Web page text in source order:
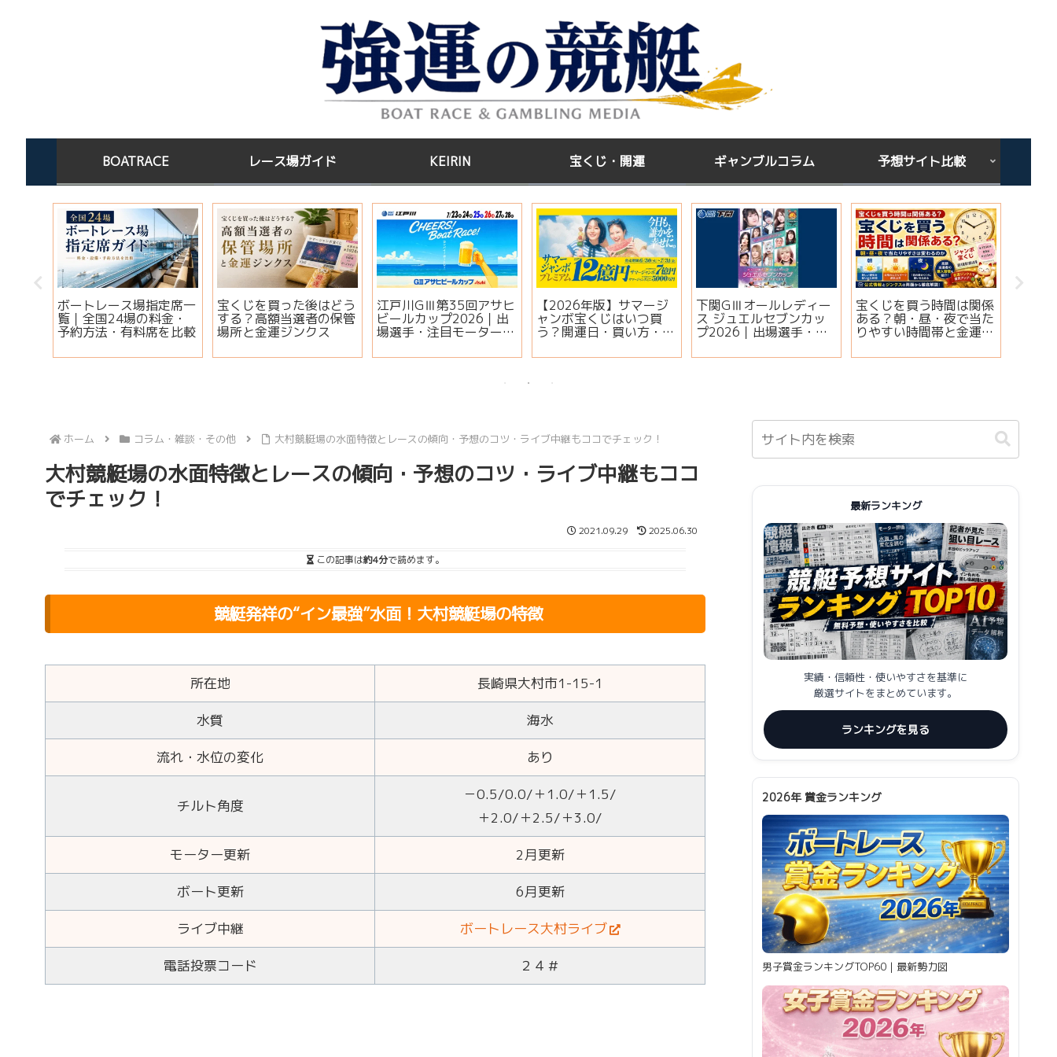
BOATRACE レース場ガイド KEIRIN 宝くじ・開運 ギャンブルコラム 予想サイト比較
ボートレース場指定席一
覧｜全国24場の料金・
予約方法・有料席を比較
宝くじを買った後はどう
する？高額当選者の保管
場所と金運ジンクス
江戸川GⅢ第35回アサヒ
ビールカップ2026｜出
場選手・注目モーター・
【2026年版】サマージ
ャンボ宝くじはいつ買
う？開運日・買い方・連
説
下関GⅢオールレディー
ス ジュエルセブンカッ
プ2026｜出場選手・注
報まとめ
宝くじを買う時間は関係
ある？朝・昼・夜で当た
りやすい時間帯と金運ジ
ホーム コラム・雑談・その他 大村競艇場の水面特徴とレースの傾向・予想のコツ・ライブ中継もココでチェック！
大村競艇場の水面特徴とレースの傾向・予想のコツ・ライブ中継もココ
でチェック！
2021.09.29 2025.06.30
この記事は約4分で読めます。
競艇発祥の“イン最強”水面！大村競艇場の特徴
所在地 長崎県大村市1-15-1
水質 海水
流れ・水位の変化 あり
チルト角度
－0.5/0.0/＋1.0/＋1.5/
＋2.0/＋2.5/＋3.0/
モーター更新 2月更新
ボート更新 6月更新
ライブ中継 ボートレース大村ライブ
電話投票コード ２４＃
最新ランキング
実績・信頼性・使いやすさを基準に
厳選サイトをまとめています。
ランキングを見る
2026年 賞金ランキング
男子賞金ランキングTOP60｜最新勢力図